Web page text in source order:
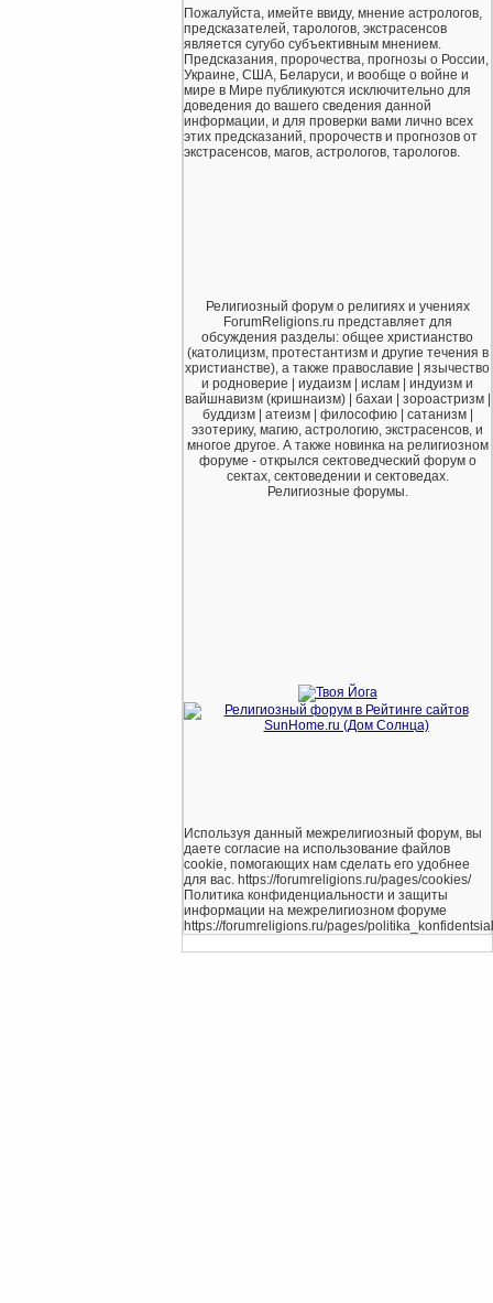
Пожалуйста, имейте ввиду, мнение астрологов,
предсказателей, тарологов, экстрасенсов
является сугубо субъективным мнением.
Предсказания, пророчества, прогнозы о России,
Украине, США, Беларуси, и вообще о войне и
мире в Мире публикуются исключительно для
доведения до вашего сведения данной
информации, и для проверки вами лично всех
этих предсказаний, пророчеств и прогнозов от
экстрасенсов, магов, астрологов, тарологов.
Религиозный форум о религиях и учениях
ForumReligions.ru представляет для
обсуждения разделы: общее христианство
(католицизм, протестантизм и другие течения в
христианстве), а также православие | язычество
и родноверие | иудаизм | ислам | индуизм и
вайшнавизм (кришнаизм) | бахаи | зороастризм |
буддизм | атеизм | философию | сатанизм |
эзотерику, магию, астрологию, экстрасенсов, и
многое другое. А также новинка на религиозном
форуме - открылся сектоведческий форум о
сектах, сектоведении и сектоведах.
Религиозные форумы.
Используя данный межрелигиозный форум, вы
даете согласие на использование файлов
cookie, помогающих нам сделать его удобнее
для вас. https://forumreligions.ru/pages/cookies/
Политика конфиденциальности и защиты
информации на межрелигиозном форуме
https://forumreligions.ru/pages/